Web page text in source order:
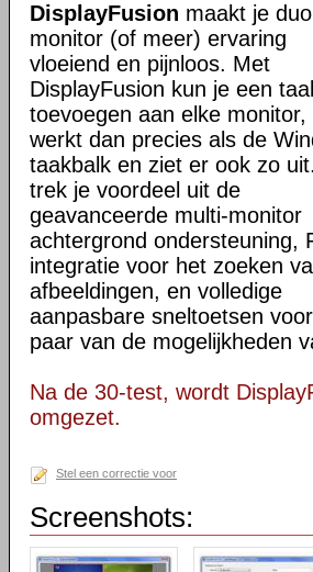
DisplayFusion maakt je duo
monitor (of meer) ervaring
vloeiend en pijnloos. Met
DisplayFusion kun je een
toevoegen aan elke monitor,
werkt dan precies als de
taakbalk en ziet er ook zo
trek je voordeel uit de
geavanceerde multi-monitor
achtergrond ondersteuning,
integratie voor het zoeken
afbeeldingen, en volledige
aanpasbare sneltoetsen
paar van de mogelijkheden
Na de 30-test, wordt
omgezet.
Stel een correctie voor
Screenshots: